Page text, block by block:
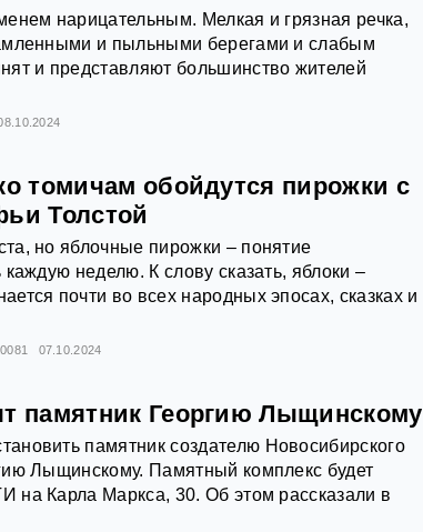
нарицательным. Мелкая и грязная речка,
и пыльными берегами и слабым
и представляют большинство жителей
томичам обойдутся пирожки с
Толстой
но яблочные пирожки – понятие
неделю. К слову сказать, яблоки –
почти во всех народных эпосах, сказках и
07.10.2024
памятник Георгию Лыщинскому
памятник создателю Новосибирского
Лыщинскому. Памятный комплекс будет
на Карла Маркса, 30. Об этом рассказали в